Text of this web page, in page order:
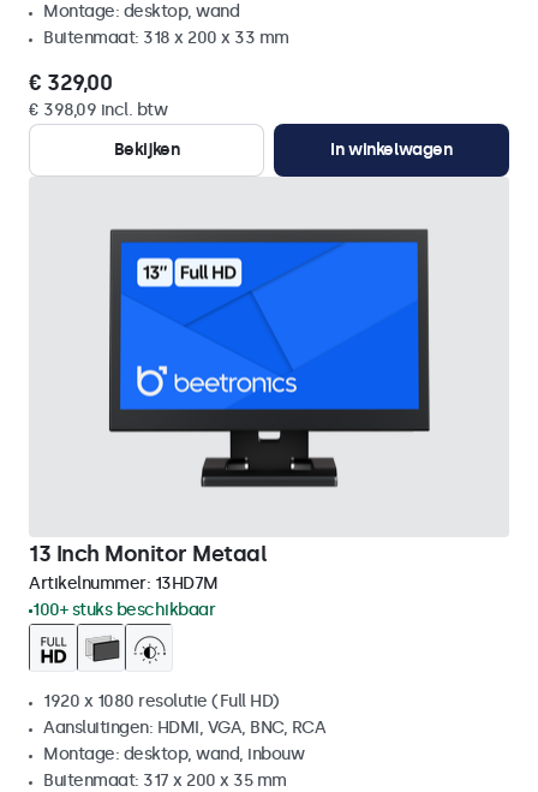
Montage: desktop, wand
Buitenmaat: 318 x 200 x 33 mm
€ 329,00
€ 398,09 incl. btw
Bekijken
In winkelwagen
13 Inch Monitor Metaal
Artikelnummer: 13HD7M
100+ stuks beschikbaar
1920 x 1080 resolutie (Full HD)
Aansluitingen: HDMI, VGA, BNC, RCA
Montage: desktop, wand, inbouw
Buitenmaat: 317 x 200 x 35 mm